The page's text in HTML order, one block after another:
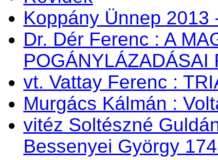
Koppány Ünnep
Dr. Dér Ferenc : A
POGÁNYLÁZADÁSAI
vt. Vattay Ferenc :
Murgács Kálmán :
vitéz Soltészné
Bessenyei György